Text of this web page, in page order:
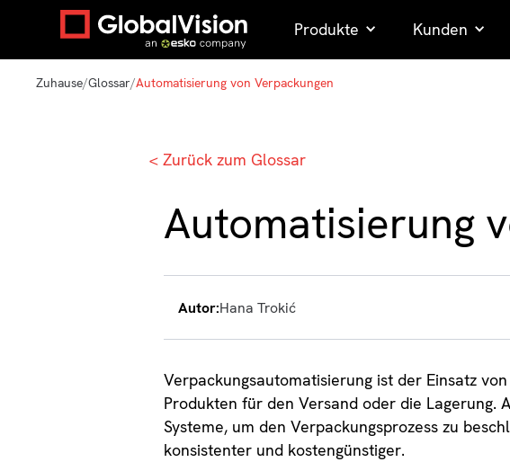
Produkte Kunden
Zuhause/Glossar/Automatisierung von Verpackungen
< Zurück zum Glossar
Automatisierung
Autor:Hana Trokić
Verpackungsautomatisierung ist der Einsatz
Produkten für den Versand oder die
Systeme, um den Verpackungsprozess zu
konsistenter und kostengünstiger.